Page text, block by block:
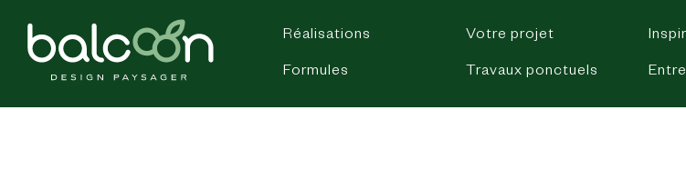
Réalisations Votre projet
Formules Travaux ponctuels